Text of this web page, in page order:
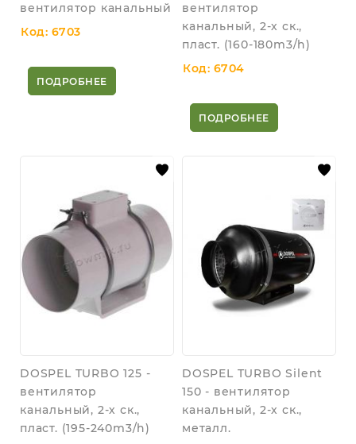
вентилятор канальный
Код: 6703
ПОДРОБНЕЕ
вентилятор
канальный, 2-х ск.,
пласт. (160-180m3/h)
Код: 6704
ПОДРОБНЕЕ
DOSPEL TURBO 125 -
вентилятор
канальный, 2-х ск.,
пласт. (195-240m3/h)
DOSPEL TURBO Silent
150 - вентилятор
канальный, 2-х ск.,
металл.